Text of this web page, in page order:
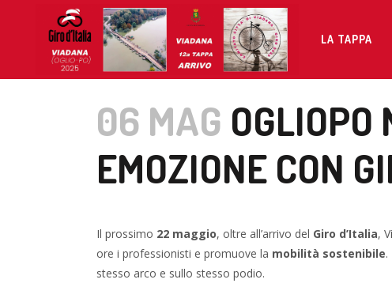
LA TAPPA
06 MAG
EMOZIONE CON
Il prossimo 22 maggio, oltre all’arrivo del Giro d’Italia,
ore i professionisti e promuove la mobilità sostenibile.
stesso arco e sullo stesso podio.